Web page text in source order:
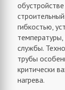
гибкостью,
службы.
трубы
критически
нагрева.